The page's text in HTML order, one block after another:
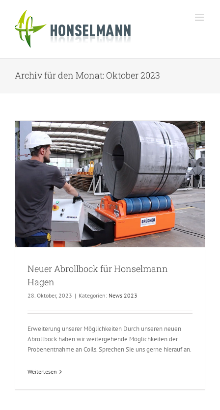
springen
Archiv für den Monat: Oktober 2023
Neuer Abrollbock für Honselmann
Hagen
28. Oktober, 2023 | Kategorien: News 2023
Erweiterung unserer Möglichkeiten Durch unseren neuen
Abrollbock haben wir weitergehende Möglichkeiten der
Probenentnahme an Coils. Sprechen Sie uns gerne hierauf an.
Weiterlesen